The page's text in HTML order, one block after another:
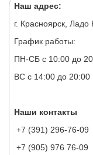
Наш адрес:
г. Красноярск, Ладо
График работы:
ПН-СБ с 10:00 до
ВС с 14:00 до 20:00
Наши контакты
+7 (391) 296-76-09
+7 (905) 976 76-09